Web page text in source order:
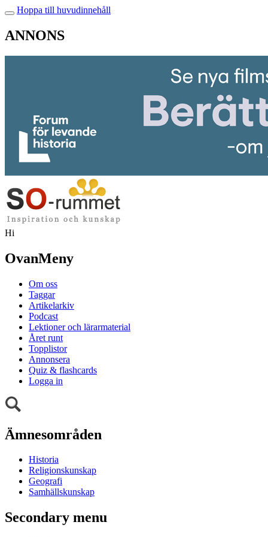
Hoppa till huvudinnehåll
ANNONS
Hi
OvanMeny
Om oss
Taggar
Artikelarkiv
Podcast
Lektioner och lärarmaterial
Året runt
Topplistor
Annonsera
Quiz & flashcards
Logga in
Ämnesområden
Historia
Religionskunskap
Geografi
Samhällskunskap
Secondary menu